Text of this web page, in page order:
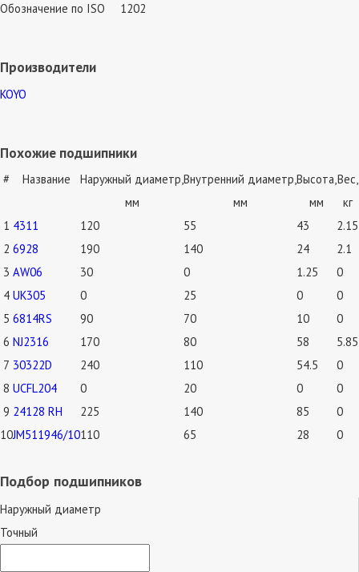
Обозначение по ISO
1202
Производители
KOYO
Похожие подшипники
# Название
Наружный диаметр,
мм
Внутренний диаметр,
мм
Высота,
мм
Вес,
кг
1 4311 120 55 43
2.15
2 6928 190 140 24
2.1
3 AW06 30 0 1.25
0
4 UK305 0 25 0
0
5 6814RS 90 70 10
0
6 NJ2316 170 80 58
5.85
7 30322D 240 110 54.5
0
8 UCFL204 0 20 0
0
9 24128 RH 225 140 85
0
10JM511946/10110 65 28 0
Подбор подшипников
Наружный диаметр
Точный